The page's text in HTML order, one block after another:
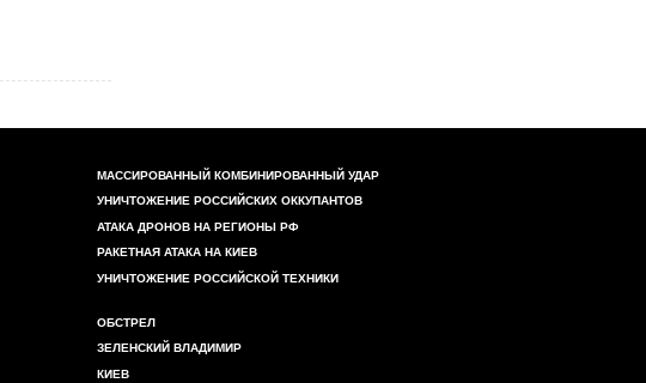
МАССИРОВАННЫЙ КОМБИНИРОВАННЫЙ УДАР
УНИЧТОЖЕНИЕ РОССИЙСКИХ ОККУПАНТОВ
АТАКА ДРОНОВ НА РЕГИОНЫ РФ
РАКЕТНАЯ АТАКА НА КИЕВ
УНИЧТОЖЕНИЕ РОССИЙСКОЙ ТЕХНИКИ
ОБСТРЕЛ
ЗЕЛЕНСКИЙ ВЛАДИМИР
КИЕВ